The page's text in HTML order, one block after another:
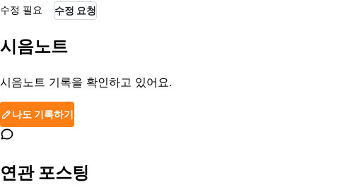
수정 필요 수정 요청
시음노트
시음노트 기록을 확인하고 있어요.
나도 기록하기
연관 포스팅